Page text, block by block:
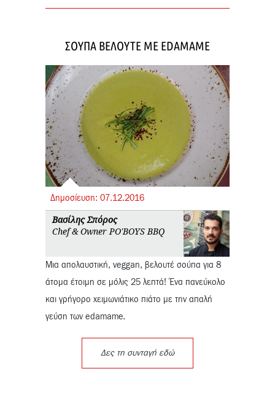
ΣΟΥΠΑ ΒΕΛΟΥΤΕ ΜΕ EDAMAME
Δημοσίευση: 07.12.2016
Βασίλης Σπόρος
Chef & Owner PO'BOYS BBQ
Μια απολαυστική, veggan, βελουτέ σούπα για 8
άτομα έτοιμη σε μόλις 25 λεπτά! Ένα πανεύκολο
και γρήγορο χειμωνιάτικο πιάτο με την απαλή
γεύση των edamame.
Δες τη συνταγή εδώ